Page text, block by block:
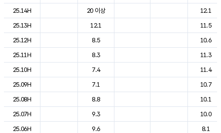
25.14H
20 이상
12.1
25.13H
12.1
11.5
25.12H
8.5
10.6
25.11H
8.3
11.3
25.10H
7.4
11.4
25.09H
7.1
10.7
25.08H
8.8
10.1
25.07H
9.3
10.0
25.06H
9.6
8.1